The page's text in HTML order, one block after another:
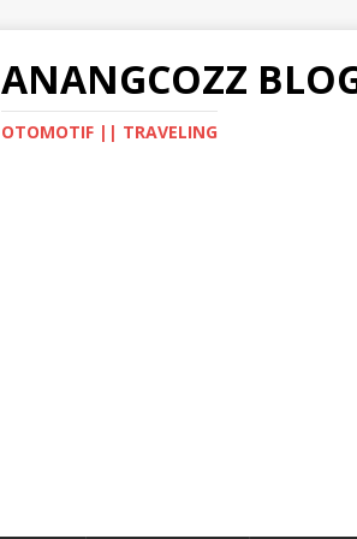
ANANGCOZZ
OTOMOTIF || TRAVELING